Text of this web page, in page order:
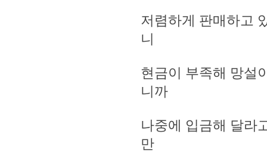
저렴하게 판매하고
니
현금이 부족해 망설
니까
나중에 입금해 달라
만